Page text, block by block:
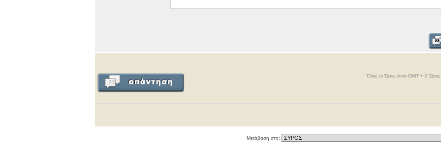
Όλες οι Ώρες είναι GMT + 2
Μετάβαση στη: